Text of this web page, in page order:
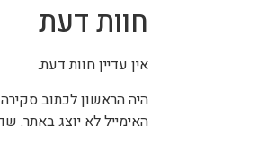
חוות דעת
אין עדיין חוות דעת.
היה הראשון לכתוב
האימייל לא יוצג באתר.